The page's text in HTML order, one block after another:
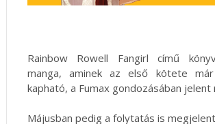
Rainbow Rowell Fangirl című
manga, aminek az első kötete
kapható, a Fumax gondozásában jelent
Májusban pedig a folytatás is